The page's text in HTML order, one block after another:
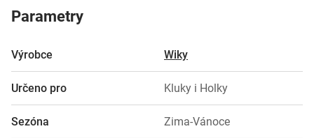
Parametry
Výrobce Wiky
Určeno pro Kluky i Holky
Sezóna Zima-Vánoce